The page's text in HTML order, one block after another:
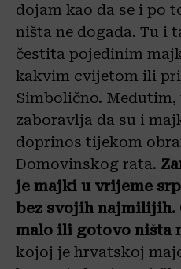
dojam kao da se i po
ništa ne događa. Tu i
čestita pojedinim
kakvim cvijetom ili
Simbolično.
zaboravlja da su i
doprinos tijekom
Domovinskog rata.
je majki u vrijeme
bez svojih najmilijih.
malo ili gotovo ništa
kojoj je hrvatskoj